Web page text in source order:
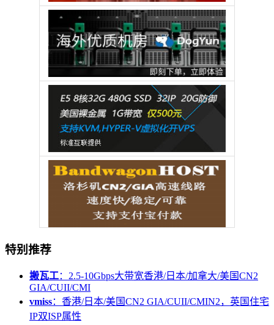
特别推荐
搬瓦工：2.5-10Gbps大带宽香港/日本/加拿大/美国CN2
GIA/CUII/CMI
vmiss：香港/日本/美国CN2 GIA/CUII/CMIN2，英国住宅
IP双ISP属性